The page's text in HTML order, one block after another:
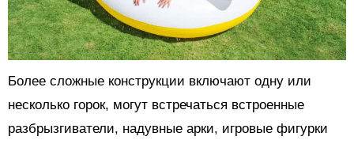
Более сложные конструкции включают одну или
несколько горок, могут встречаться встроенные
разбрызгиватели, надувные арки, игровые фигурки